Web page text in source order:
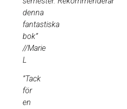
denna
fantastiska
bok”
//Marie
L
”Tack
för
en